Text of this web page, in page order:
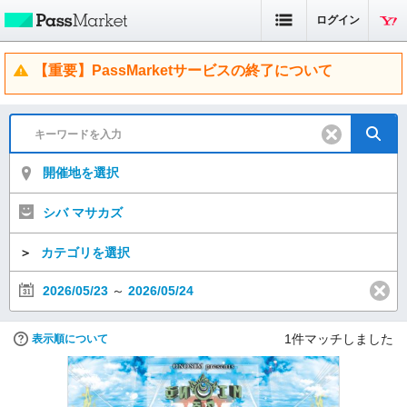
ログイン
【重要】PassMarketサービスの終了について
開催地を選択
シバ マサカズ
＞ カテゴリを選択
2026/05/23 ～ 2026/05/24
表示順について 1件マッチしました